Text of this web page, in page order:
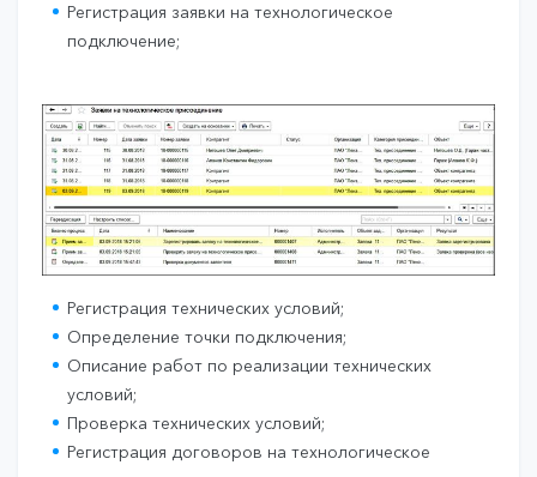
Регистрация заявки на технологическое
подключение;
Регистрация технических условий;
Определение точки подключения;
Описание работ по реализации технических
условий;
Проверка технических условий;
Регистрация договоров на технологическое